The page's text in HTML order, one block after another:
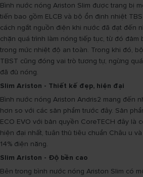
Bình nước nóng Ariston Slim được trang bị
tiến bao gồm ELCB và bộ ổn định nhiệt
cách ngắt nguồn điện khi nước đã đạt đến
chặn quá trình làm nóng tiếp tục, từ đó đảm
trong mức nhiệt độ an toàn. Trong khi đó,
TBST cũng đóng vai trò tương tự, ngừng
đã đủ nóng.
Slim Ariston - Thiết kế đẹp, hiện đại
Bình nước nóng Ariston Andris2 mang đến
hơn so với các sản phẩm trước đây. Sản
ECO EVO với bản quyền CoreTECH đây là
hiện đại nhất, tuân thủ tiêu chuẩn Châu u
14% điện năng.
Slim Ariston - Độ bền cao
Bên trong bình nước nóng Ariston Slim có